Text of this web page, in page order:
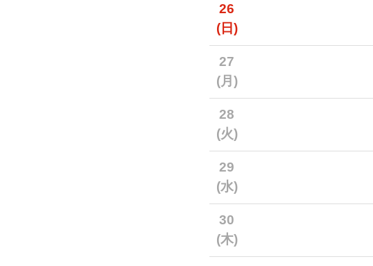
26
(日)
27
(月)
28
(火)
29
(水)
30
(木)